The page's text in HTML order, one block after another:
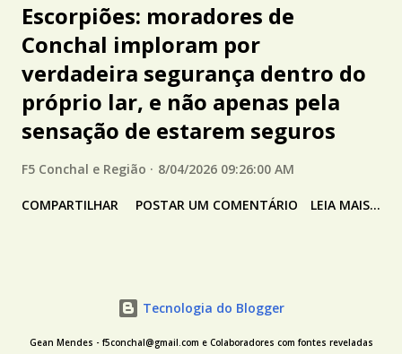
Escorpiões: moradores de
Conchal imploram por
verdadeira segurança dentro do
próprio lar, e não apenas pela
sensação de estarem seguros
F5 Conchal e Região 8/04/2026 09:26:00 AM
COMPARTILHAR POSTAR UM COMENTÁRIO LEIA MAIS...
Tecnologia do Blogger
Gean Mendes - f5conchal@gmail.com e Colaboradores com fontes reveladas